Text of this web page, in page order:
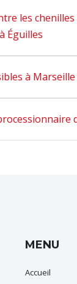
les
à Éguilles
à Marseille
MENU
Accueil